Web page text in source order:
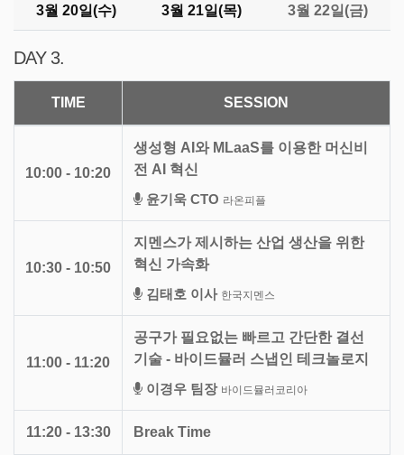
3월 20일(수) 3월 21일(목) 3월 22일(금)
DAY 3.
TIME SESSION
10:00 - 10:20
생성형 AI와 MLaaS를 이용한 머신비
전 AI 혁신
윤기욱 CTO 라온피플
10:30 - 10:50
지멘스가 제시하는 산업 생산을 위한
혁신 가속화
김태호 이사 한국지멘스
11:00 - 11:20
공구가 필요없는 빠르고 간단한 결선
기술 - 바이드뮬러 스냅인 테크놀로지
이경우 팀장 바이드뮬러코리아
11:20 - 13:30 Break Time